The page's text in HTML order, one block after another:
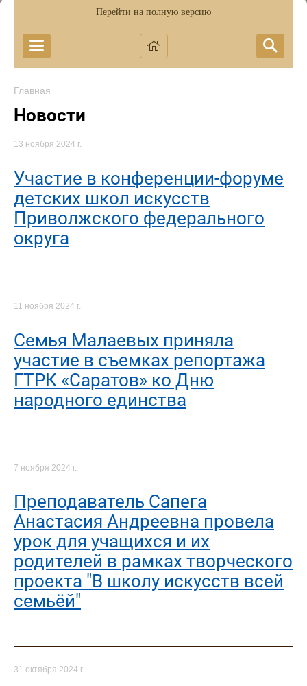
Перейти на полную версию
Главная
Новости
13 ноября 2024 г.
Участие в конференции-форуме
детских школ искусств
Приволжского федерального
округа
11 ноября 2024 г.
Семья Малаевых приняла
участие в съемках репортажа
ГТРК «Саратов» ко Дню
народного единства
7 ноября 2024 г.
Преподаватель Сапега
Анастасия Андреевна провела
урок для учащихся и их
родителей в рамках творческого
проекта "В школу искусств всей
семьёй"
31 октября 2024 г.